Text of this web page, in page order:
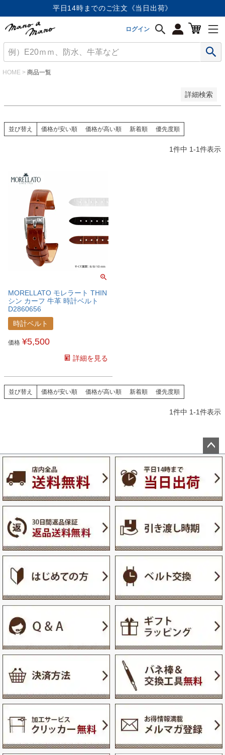
平日14時までのご注文《当日出荷》
ログイン
HOME 商品一覧
詳細検索
価格が安い順
価格が高い順
優先度順
キーワードヒット順
並び替え 価格が安い順 価格が高い順 新着順 優先度順
1件中 1-1件表示
MORELLATO モレラート THIN
シン カーフ 牛革 時計ベルト
D2860656
時計ベルト
価格 ¥5,500
詳細を見る
並び替え 価格が安い順 価格が高い順 新着順 優先度順
1件中 1-1件表示
ペー
ップ